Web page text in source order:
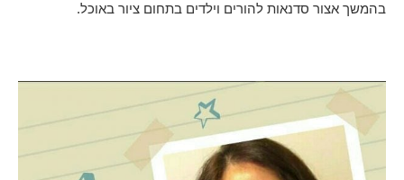
בהמשך אצור סדנאות להורים וילדים בתחום ציור באוכל.